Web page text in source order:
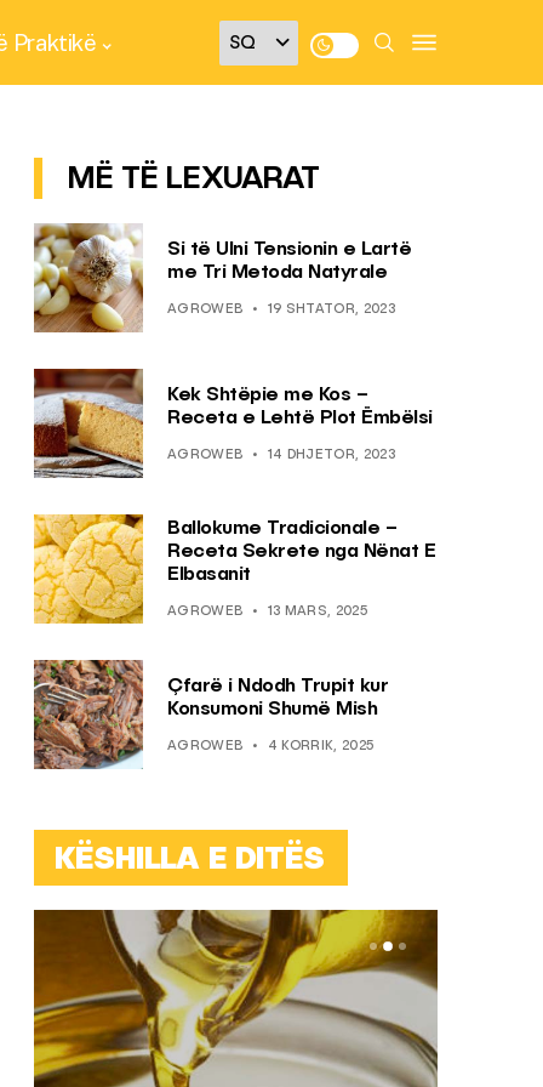
Praktikë
MË TË LEXUARAT
Si të Ulni Tensionin e Lartë
me Tri Metoda Natyrale
AGROWEB 19 SHTATOR, 2023
Kek Shtëpie me Kos –
Receta e Lehtë Plot Ëmbëlsi
AGROWEB 14 DHJETOR, 2023
Ballokume Tradicionale –
Receta Sekrete nga Nënat E
Elbasanit
AGROWEB 13 MARS, 2025
Çfarë i Ndodh Trupit kur
Konsumoni Shumë Mish
AGROWEB 4 KORRIK, 2025
KËSHILLA E DITËS